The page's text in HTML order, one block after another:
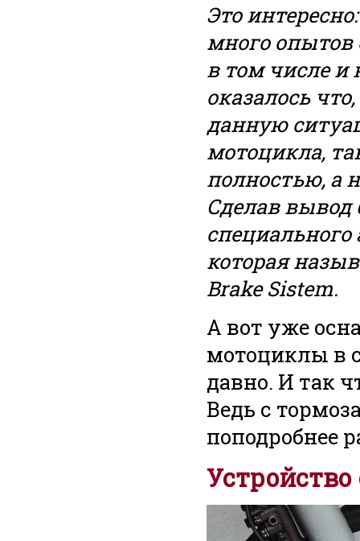
Это
много опытов
в том числе и
оказалось
данную
мотоцикла,
полностью, а
Сделав вывод
которая
Brake Sistem.
А вот уже
мотоциклы в
давно. И так
Ведь с
поподробнее